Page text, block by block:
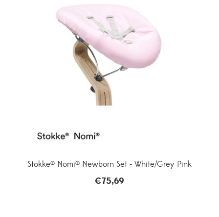
Stokke® Nomi® Newborn Set - White/Grey Pink
€75,69